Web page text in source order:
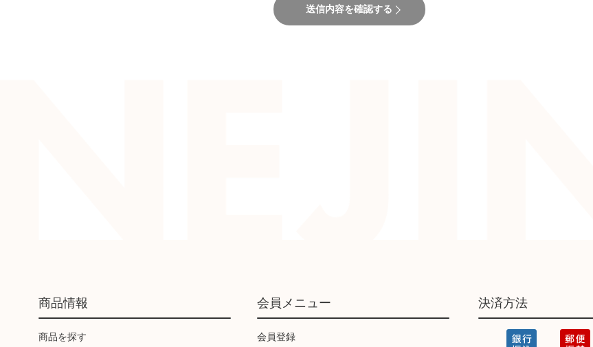
送信内容を確認する
商品情報
商品を探す
会員メニュー
会員登録
決済方法